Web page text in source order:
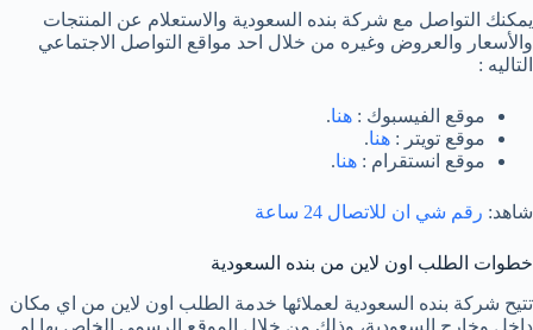
يمكنك التواصل مع شركة بنده السعودية والاستعلام عن المنتجات
والأسعار والعروض وغيره من خلال احد مواقع التواصل الاجتماعي
التاليه :
موقع الفيسبوك : هنا.
موقع تويتر : هنا.
موقع انستقرام : هنا.
شاهد: رقم شي ان للاتصال 24 ساعة
خطوات الطلب اون لاين من بنده السعودية
تتيح شركة بنده السعودية لعملائها خدمة الطلب اون لاين من اي مكان